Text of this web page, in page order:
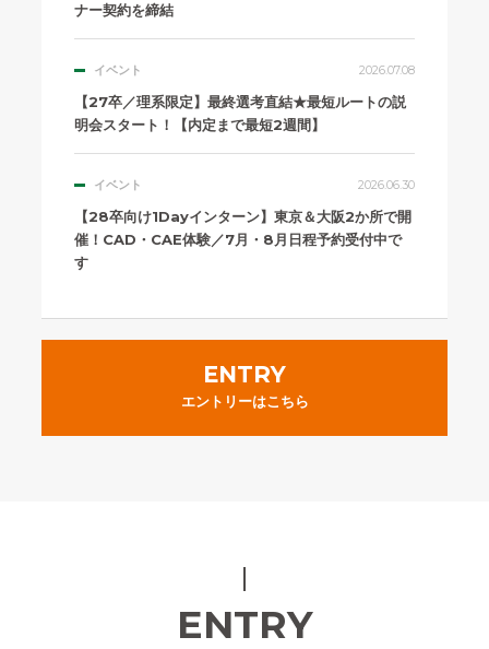
ナー契約を締結
イベント 2026.07.08
【27卒／理系限定】最終選考直結★最短ルートの説
明会スタート！【内定まで最短2週間】
イベント 2026.06.30
【28卒向け1Dayインターン】東京＆大阪2か所で開
催！CAD・CAE体験／7月・8月日程予約受付中で
す
ENTRY
エントリーはこちら
ENTRY